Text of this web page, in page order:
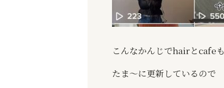
こんなかんじでhairとcafeも
たま〜に更新しているので